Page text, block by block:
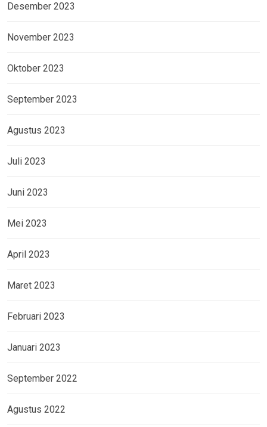
Desember 2023
November 2023
Oktober 2023
September 2023
Agustus 2023
Juli 2023
Juni 2023
Mei 2023
April 2023
Maret 2023
Februari 2023
Januari 2023
September 2022
Agustus 2022